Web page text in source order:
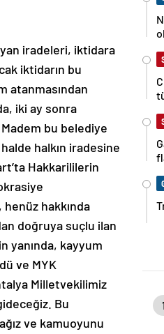
iradeleri, iktidara
iktidarın bu
atanmasından
iki ay sonra
bu belediye
halkın iradesine
Hakkarililerin
hakkında
doğruya suçlu ilan
yanında, kayyum
ve MYK
Milletvekilimiz
Bu
ve kamuoyunu